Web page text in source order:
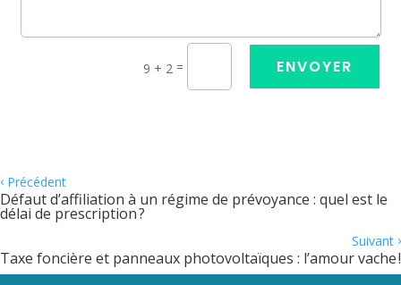
9 + 2 = ENVOYER
‹ Précédent
Défaut d’affiliation à un régime de prévoyance : quel est le
délai de prescription ?
Suivant ›
Taxe foncière et panneaux photovoltaïques : l’amour vache !